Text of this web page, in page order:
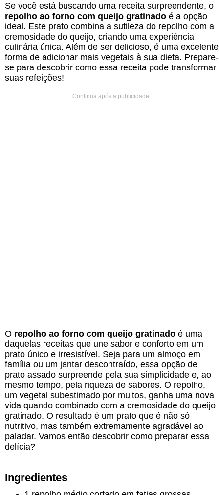
Se você está buscando uma receita surpreendente, o
repolho ao forno com queijo gratinado é a opção
ideal. Este prato combina a sutileza do repolho com a
cremosidade do queijo, criando uma experiência
culinária única. Além de ser delicioso, é uma excelente
forma de adicionar mais vegetais à sua dieta. Prepare-
se para descobrir como essa receita pode transformar
suas refeições!
Continua após a publicidade..
O repolho ao forno com queijo gratinado é uma
daquelas receitas que une sabor e conforto em um
prato único e irresistível. Seja para um almoço em
família ou um jantar descontraído, essa opção de
prato assado surpreende pela sua simplicidade e, ao
mesmo tempo, pela riqueza de sabores. O repolho,
um vegetal subestimado por muitos, ganha uma nova
vida quando combinado com a cremosidade do queijo
gratinado. O resultado é um prato que é não só
nutritivo, mas também extremamente agradável ao
paladar. Vamos então descobrir como preparar essa
delícia?
Ingredientes